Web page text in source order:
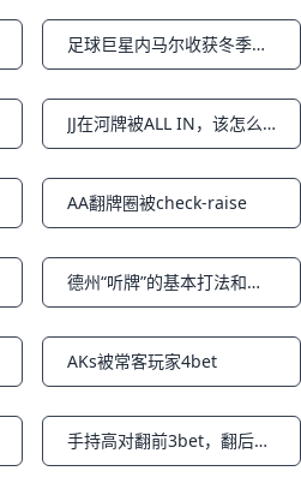
Notifications 足球巨星内马尔收获冬季赛两个季军
Notifications JJ在河牌被ALL IN，该怎么办？（牌局分析）
Notifications
AA翻牌圈被check-raise
Notifications 德州“听牌”的基本打法和成牌概率（中篇）
Notifications
AKs被常客玩家4bet
Notifications 手持高对翻前3bet，翻后C-bet被加注